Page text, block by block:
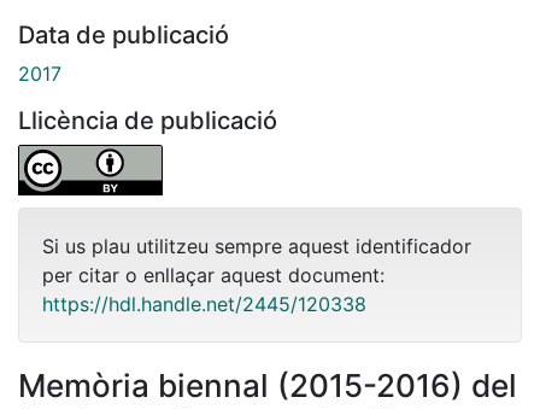
Data de publicació
2017
Llicència de publicació
Si us plau utilitzeu sempre aquest identificador
per citar o enllaçar aquest document:
https://hdl.handle.net/2445/120338
Memòria biennal (2015-2016) del